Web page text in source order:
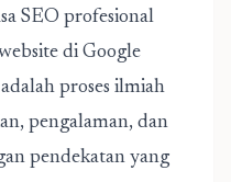
SEO profesional
di Google
proses ilmiah
pengalaman, dan
pendekatan yang